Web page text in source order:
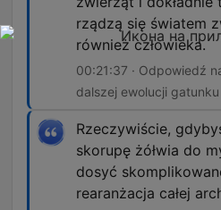
rządzą się światem
również człowieka.
00:21:37 · Odpowiedź
dalszej ewolucji
Rzeczywiście,
skorupę żółwia do
dosyć
rearanżacja całej